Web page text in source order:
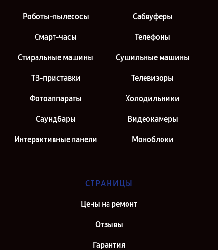
Роботы-пылесосы Сабвуферы
Смарт-часы Телефоны
Стиральные машины Сушильные машины
ТВ-приставки Телевизоры
Фотоаппараты Холодильники
Саундбары Видеокамеры
Интерактивные панели Моноблоки
СТРАНИЦЫ
Цены на ремонт
Отзывы
Гарантия